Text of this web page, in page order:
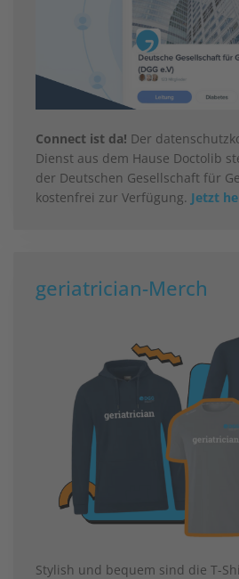
Connect ist da! Der
Dienst aus dem Hause Doctolib
der Deutschen Gesellschaft für
kostenfrei zur Verfügung. Jetzt
geriatrician-Merch
Stylish und bequem sind die T-